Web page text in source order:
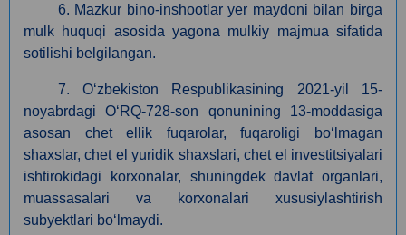
6. Mazkur bino-inshootlar yer maydoni bilan birga
mulk huquqi asosida yagona mulkiy majmua sifatida
sotilishi belgilangan.
7. O‘zbekiston Respublikasining 2021-yil 15-
noyabrdagi O‘RQ-728-son qonunining 13-moddasiga
asosan сhet ellik fuqarolar, fuqaroligi bo‘lmagan
shaxslar, chet el yuridik shaxslari, chet el investitsiyalari
ishtirokidagi korxonalar, shuningdek davlat organlari,
muassasalari va korxonalari xususiylashtirish
subyektlari bo‘lmaydi.